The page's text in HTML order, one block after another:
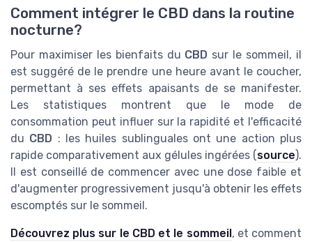
Comment intégrer le CBD dans la routine
nocturne?
Pour maximiser les bienfaits du CBD sur le sommeil, il
est suggéré de le prendre une heure avant le coucher,
permettant à ses effets apaisants de se manifester.
Les statistiques montrent que le mode de
consommation peut influer sur la rapidité et l'efficacité
du CBD : les huiles sublinguales ont une action plus
rapide comparativement aux gélules ingérées (source).
Il est conseillé de commencer avec une dose faible et
d'augmenter progressivement jusqu'à obtenir les effets
escomptés sur le sommeil.
Découvrez plus sur le CBD et le sommeil, et comment